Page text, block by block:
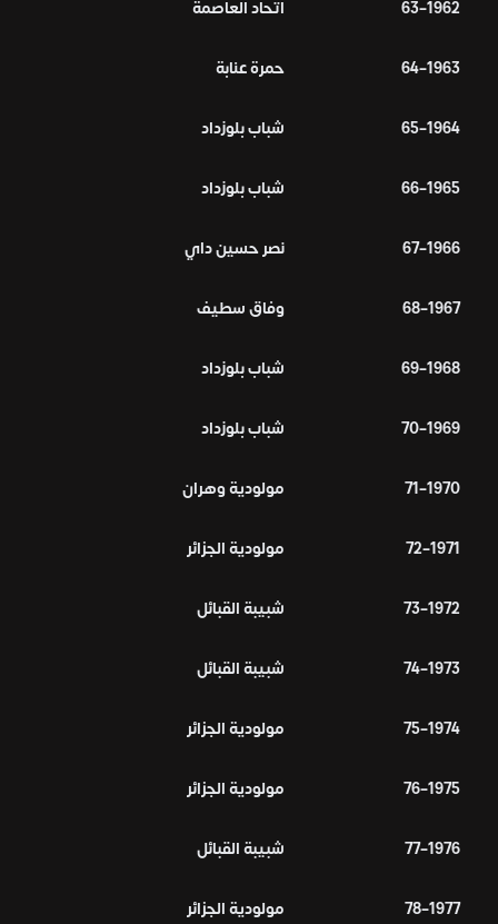
1962–63 اتحاد العاصمة
1963–64 حمرة عنابة
1964–65 شباب بلوزداد
1965–66 شباب بلوزداد
1966–67 نصر حسين داي
1967–68 وفاق سطيف
1968–69 شباب بلوزداد
1969–70 شباب بلوزداد
1970–71 مولودية وهران
1971–72 مولودية الجزائر
1972–73 شبيبة القبائل
1973–74 شبيبة القبائل
1974–75 مولودية الجزائر
1975–76 مولودية الجزائر
1976–77 شبيبة القبائل
1977–78 مولودية الجزائر